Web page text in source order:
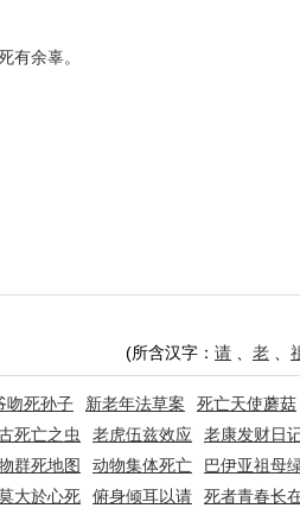
有余辜。
(所含汉字： 请 老
吻死孙子 新老年法草案 死亡天使蘑菇
死亡之虫 老虎伍兹效应 老康发财日
群死地图 动物集体死亡 巴伊亚祖母
大於心死 俯身倾耳以请 死者青春长